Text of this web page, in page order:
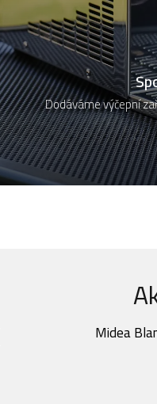
Dodáváme výčepní
Midea